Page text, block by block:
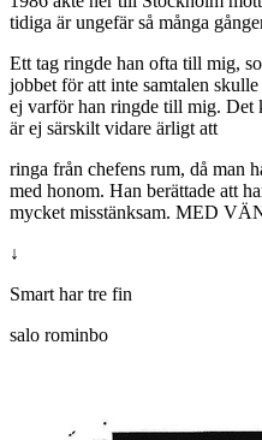
tidiga är ungefär så många
Ett tag ringde han ofta till mig,
jobbet för att inte samtalen
ej varför han ringde till mig. Det
är ej särskilt vidare ärligt att
ringa från chefens rum, då man
med honom. Han berättade att
mycket misstänksam. MED
↓
Smart har tre fin
salo rominbo